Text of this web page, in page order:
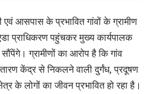
एवं आसपास के प्रभावित गांवों के ग्रामीण
प्राधिकरण पहुंचकर मुख्य कार्यपालक
ग्रामीणों का आरोप है कि गांव
केंद्र से निकलने वाली दुर्गंध, प्रदूषण
के लोगों का जीवन प्रभावित हो रहा है।